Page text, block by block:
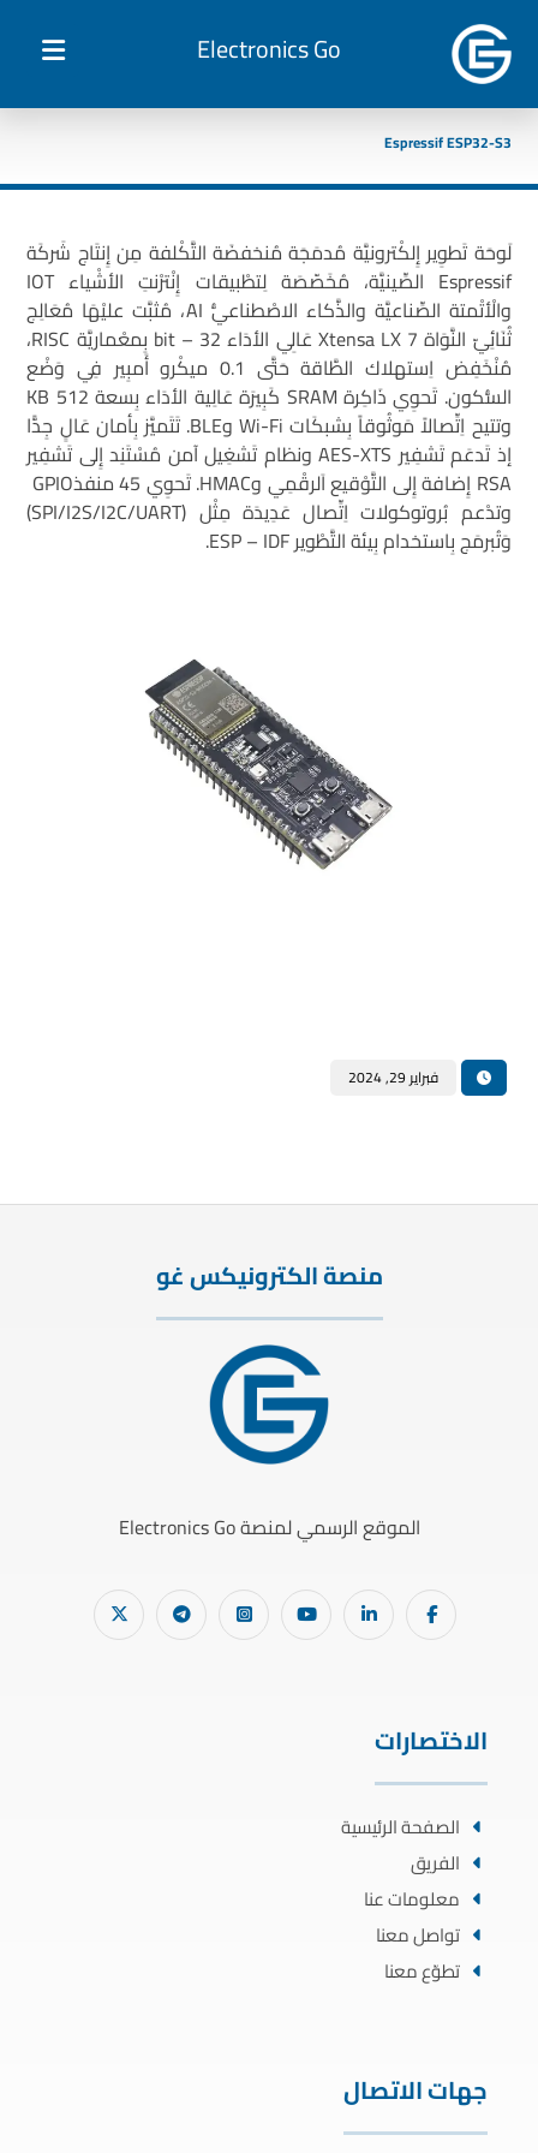
Electronics Go
Espressif ESP32-S3
لَوحَة تَطوِير إِلكْترونيَّة مُدمَجَة مُنخفضَة التَّكْلفة مِن إِنتَاج شَركَة
Espressif الصِّينيَّة، مُخَصّصَة لِتطْبيقات إِنْترْنتِ الأشْياء IOT
والْأتْمتة الصِّناعيَّة والذَّكاء الاصْطناعيُّ AI، مُثبَّت عليْهَا مُعَالِج
ثُنَائِيّ النَّوَاة Xtensa LX 7 عَالِي الأدَاء 32 – bit بِمعْماريَّة RISC،
مُنْخَفِض اِستهلاك الطَّاقة حَتَّى 0.1 ميكْرو أَمبِير فِي وَضْع
السُّكون. تَحوِي ذَاكِرة SRAM كَبِيرَة عَالِية الأدَاء بِسعة 512 KB
وتتيح اِتِّصالاً مَوثُوقاً بِشبكَات Wi-Fi وBLE. تَتَميَّز بِأمان عَالٍ جِدًّا
إذ تَدعَم تَشفِير AES-XTS ونظام تَشغِيل آمن مُسْتَنِد إِلى تَشفِير
وتدْعم بُروتوكولات اِتِّصال عَدِيدَة مِثْل (SPI/I2S/I2C/UART)
وَتُبرمَج بِاستخدام بِيئة التَّطْوير ESP – IDF.
فبراير 29, 2024
منصة الكترونيكس غو
الموقع الرسمي لمنصة Electronics Go
الاختصارات
الصفحة الرئيسية
الفريق
معلومات عنا
تواصل معنا
تطوّع معنا
جهات الاتصال